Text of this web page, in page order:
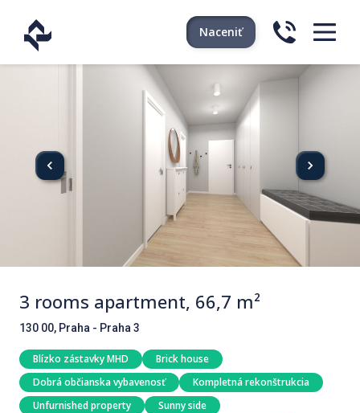
Naceniť
3 rooms apartment, 66,7 m²
130 00, Praha - Praha 3
Blízko zástavky MHD
Brick house
Dobrá občianska vybavenosť
Kompletná rekonštrukcia
Unfurnished property
Sunny side